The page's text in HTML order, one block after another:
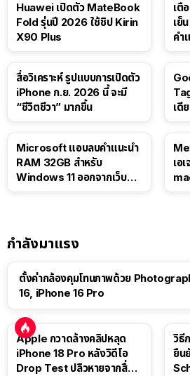
Huawei เปิดตัว MateBook
Fold รุ่นปี 2026 ใช้ชิป Kirin
X90 Plus
เตื
เย็
คำ
สื่อวิเคราะห์ รูปแบบการเปิดตัว
iPhone ก.ย. 2026 นี้ จะมี
“ชีวิตชีวา” มากขึ้น
เดี
Microsoft แอบลบคำแนะนำ
RAM 32GB สำหรับ
Windows 11 ออกจากเว็บตัว
เอ
กำลังมาแรง
ตั้งค่ากล้องคุมโทนภาพด้วย
16, iPhone 16 Pro
Apple กวาดล้างคลิปหลุด
iPhone 18 Pro หลังวิดีโอ
Drop Test ปลิวหายจากสื่อ
วิธี
ยืน